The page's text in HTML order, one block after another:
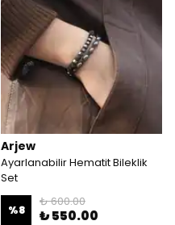
Arjew
Ayarlanabilir Hematit Bileklik
Set
%8
₺ 600.00
₺ 550.00